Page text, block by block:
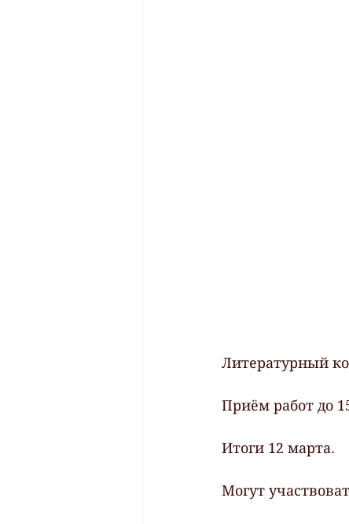
Литературный
Приём работ до
Итоги 12 марта.
Могут